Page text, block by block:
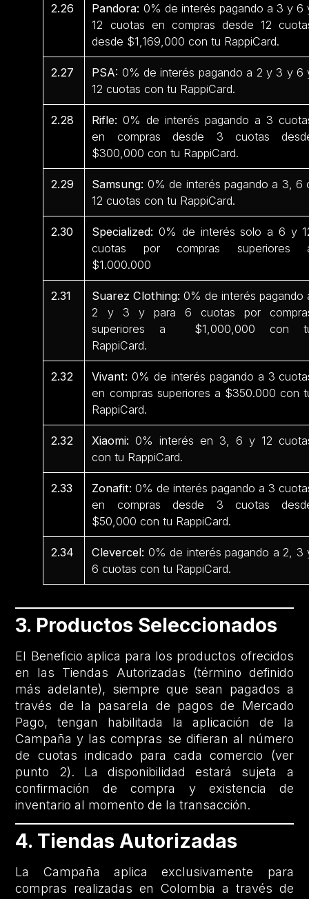
2.26 Pandora: 0% de interés pagando a 3 y 6
12 cuotas en compras desde 12
desde $1,169,000 con tu RappiCard.
2.27 PSA: 0% de interés pagando a 2 y 3 y 6
12 cuotas con tu RappiCard.
2.28 Rifle:0% de interés pagando a 3
en compras desde 3 cuotas
$300,000 con tu RappiCard.
2.29 Samsung: 0% de interés pagando a 3, 6
12 cuotas con tu RappiCard.
2.30 Specialized:0% de interés solo a 6 y
cuotas por compras superiores
$1.000.000
2.31 Suarez Clothing: 0% de interés pagando
2 y 3 y para 6 cuotas por
superiores a $1,000,000 con
RappiCard.
2.32 Vivant:0% de interés pagando a 3
en compras superiores a $350.000 con
RappiCard.
2.32 Xiaomi: 0% interés en 3, 6 y 12
con tu RappiCard.
2.33 Zonafit:0% de interés pagando a 3
en compras desde 3 cuotas
$50,000 con tu RappiCard.
2.34 Clevercel: 0% de interés pagando a 2, 3
6 cuotas con tu RappiCard.
3. Productos Seleccionados
El Beneficio aplica para los productos ofrecidos
en las Tiendas Autorizadas (término definido
más adelante), siempre que sean pagados a
través de la pasarela de pagos de Mercado
Pago, tengan habilitada la aplicación de la
Campaña y las compras se difieran al número
de cuotas indicado para cada comercio (ver
punto 2). La disponibilidad estará sujeta a
confirmación de compra y existencia de
inventario al momento de la transacción.
4. Tiendas Autorizadas
La Campaña aplica exclusivamente para
compras realizadas en Colombia a través de